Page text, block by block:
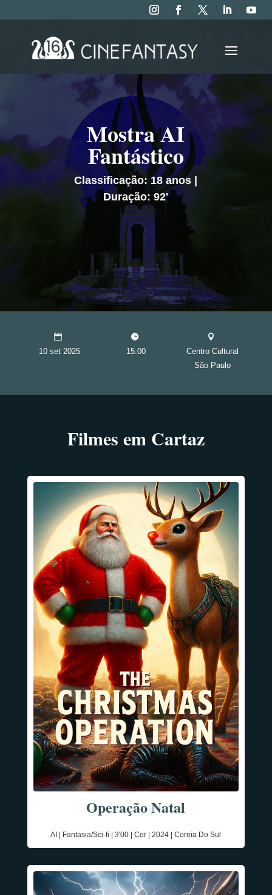
Mostra AI
Fantástico
Classificação: 18 anos |
Duração: 92'
10 set 2025 15:00
Centro Cultural
São Paulo
Filmes em Cartaz
Operação Natal
AI | Fantasia/Sci-fi | 3'00 | Cor | 2024 | Coreia Do Sul